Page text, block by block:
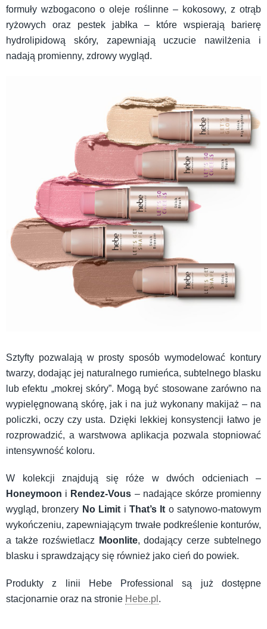
formuły wzbogacono o oleje roślinne – kokosowy, z otrąb
ryżowych oraz pestek jabłka – które wspierają barierę
hydrolipidową skóry, zapewniają uczucie nawilżenia i
nadają promienny, zdrowy wygląd.
Sztyfty pozwalają w prosty sposób wymodelować kontury
twarzy, dodając jej naturalnego rumieńca, subtelnego blasku
lub efektu „mokrej skóry”. Mogą być stosowane zarówno na
wypielęgnowaną skórę, jak i na już wykonany makijaż – na
policzki, oczy czy usta. Dzięki lekkiej konsystencji łatwo je
rozprowadzić, a warstwowa aplikacja pozwala stopniować
intensywność koloru.
W kolekcji znajdują się róże w dwóch odcieniach –
Honeymoon i Rendez-Vous – nadające skórze promienny
wygląd, bronzery No Limit i That’s It o satynowo-matowym
wykończeniu, zapewniającym trwałe podkreślenie konturów,
a także rozświetlacz
Moonlite, dodający cerze subtelnego
blasku i sprawdzający się również jako cień do powiek.
Produkty z linii Hebe Professional są już dostępne
stacjonarnie oraz na stronie Hebe.pl .